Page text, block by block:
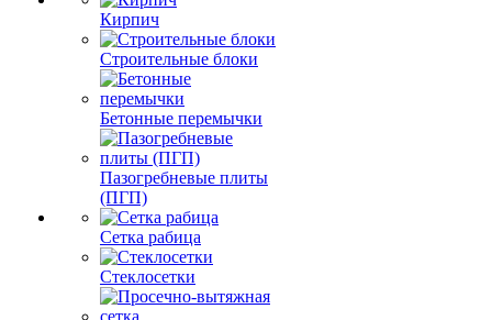
Кирпич
Строительные блоки
Бетонные перемычки
Пазогребневые плиты
(ПГП)
Сетка рабица
Стеклосетки